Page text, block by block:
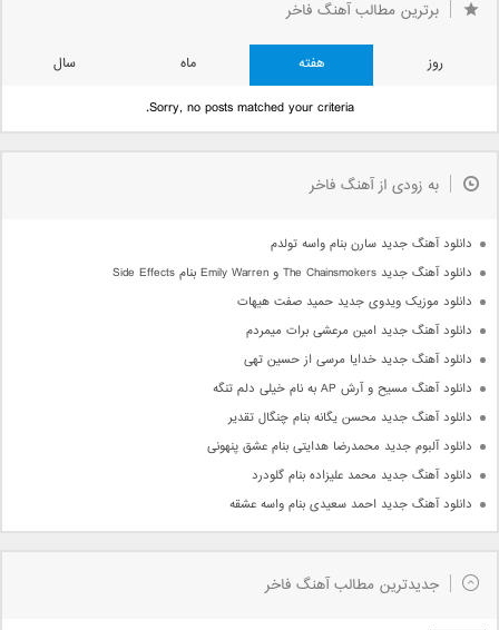
برترین مطالب آهنگ فاخر
روز هفته ماه
سال
Sorry, no posts matched your criteria.
به زودی از آهنگ فاخر
دانلود آهنگ جدید سارن بنام واسه تولدم
دانلود آهنگ جدید The Chainsmokers و Emily Warren بنام Side Effects
دانلود موزیک ویدوی جدید حمید صفت هیهات
دانلود آهنگ جدید امین مرعشی برات میمردم
دانلود آهنگ جدید خدایا مرسی از حسین تهی
دانلود آهنگ مسیح و آرش AP به نام خیلی دلم تنگه
دانلود آهنگ جدید محسن یگانه بنام چنگال تقدیر
دانلود آلبوم جدید محمدرضا هدایتی بنام عشق پنهونی
دانلود آهنگ جدید محمد علیزاده بنام گلودرد
دانلود آهنگ جدید احمد سعیدی بنام واسه عشقه
جدیدترین مطالب آهنگ فاخر